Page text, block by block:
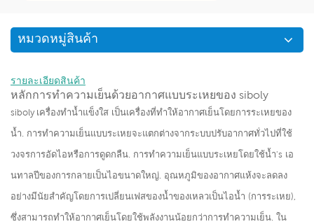
หมวดหมู่สินค้า
รายละเอียดสินค้า
หลักการทำความเย็นด้วยอากาศแบบระเหยของ siboly
sibolyเครื่องทำน้ำแข็งใส เป็นเครื่องที่ทำให้อากาศเย็นโดยการระเหยของ
น้ำ. การทำความเย็นแบบระเหยจะแตกต่างจากระบบปรับอากาศทั่วไปที่ใช้
วงจรการอัดไอหรือการดูดกลืน. การทำความเย็นแบบระเหยโดยใช้น้ำ's เอ
นทาลปีของการกลายเป็นไอขนาดใหญ่. อุณหภูมิของอากาศแห้งจะลดลง
อย่างมีนัยสำคัญโดยการเปลี่ยนเฟสของน้ำของเหลวเป็นไอน้ำ (การระเหย),
ซึ่งสามารถทำให้อากาศเย็นโดยใช้พลังงานน้อยกว่าการทำความเย็น. ใน